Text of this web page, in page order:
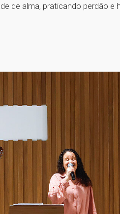
de alma, praticando perdão e